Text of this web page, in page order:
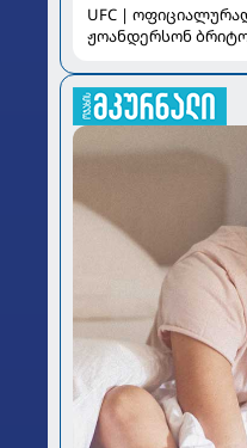
UFC |
ჟოანდერსონ